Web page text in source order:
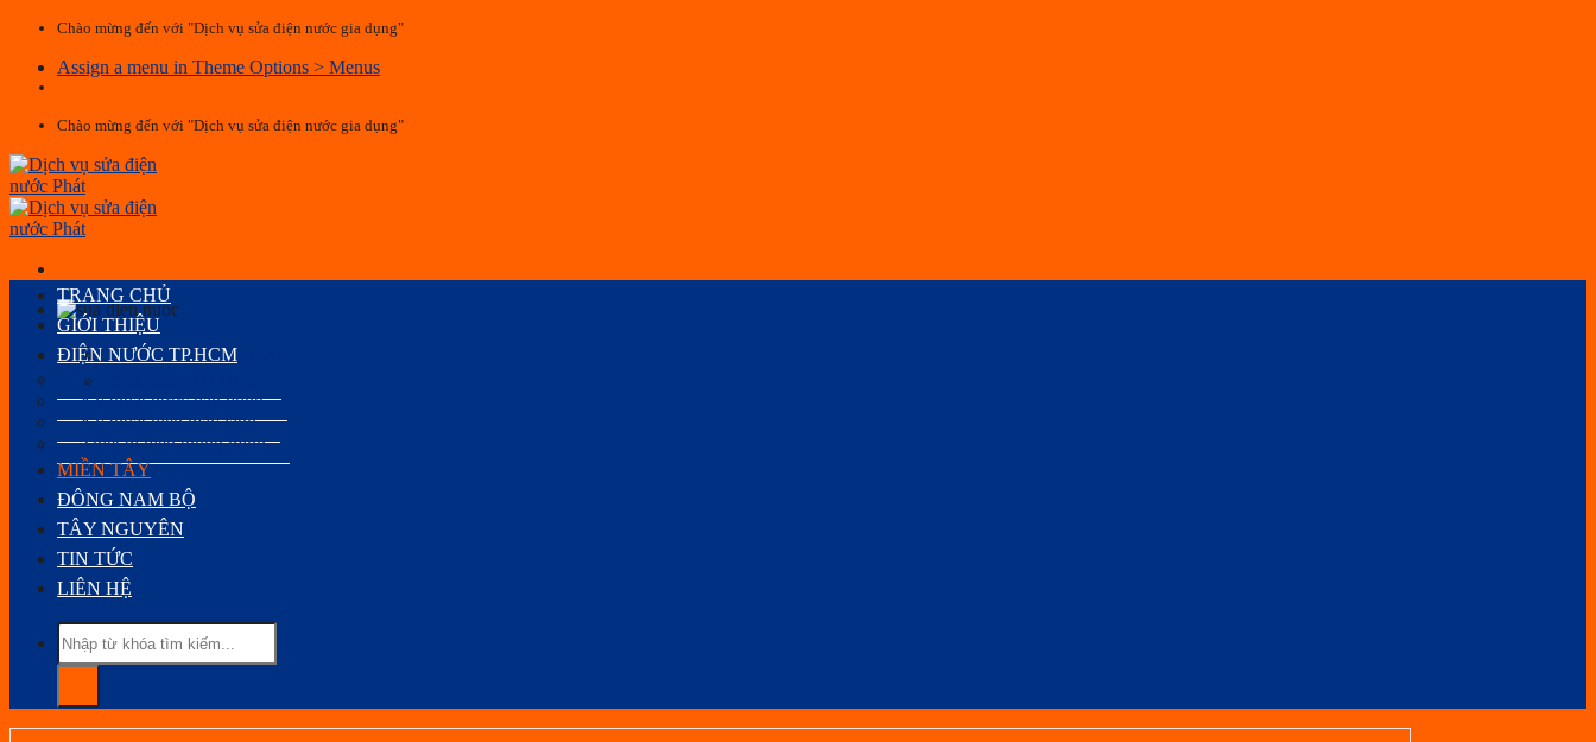
Skip
content
Chào mừng đến với "Dịch vụ sửa điện nước gia dụng"
Assign a menu in Theme Options > Menus
Chào mừng đến với "Dịch vụ sửa điện nước gia dụng"
levanuyenvn@gmail.com
TRANG CHỦ
GIỚI THIỆU
ĐIỆN NƯỚC TP.HCM
Kỹ thuật điện dân dụng
Kỹ thuật nước dân dụng
Kỹ thuật điện máy lạnh
Thiết bị điện thông minh
MIỀN TÂY
ĐÔNG NAM BỘ
TÂY NGUYÊN
TIN TỨC
LIÊN HỆ